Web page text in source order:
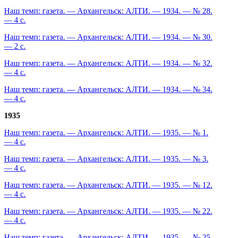
Наш темп: газета. — Архангельск: АЛТИ. — 1934. — № 28.
— 4 с.
Наш темп: газета. — Архангельск: АЛТИ. — 1934. — № 30.
— 2 с.
Наш темп: газета. — Архангельск: АЛТИ. — 1934. — № 32.
— 4 с.
Наш темп: газета. — Архангельск: АЛТИ. — 1934. — № 34.
— 4 с.
1935
Наш темп: газета. — Архангельск: АЛТИ. — 1935. — № 1.
— 4 с.
Наш темп: газета. — Архангельск: АЛТИ. — 1935. — № 3.
— 4 с.
Наш темп: газета. — Архангельск: АЛТИ. — 1935. — № 12.
— 4 с.
Наш темп: газета. — Архангельск: АЛТИ. — 1935. — № 22.
— 4 с.